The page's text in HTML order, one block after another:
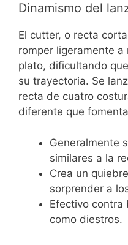
Dinamismo del
El cutter, o recta
romper ligeramente
plato, dificultando
su trayectoria. Se
recta de cuatro
diferente que
Generalmente
similares a la
Crea un
sorprender a
Efectivo contra
como diestros.